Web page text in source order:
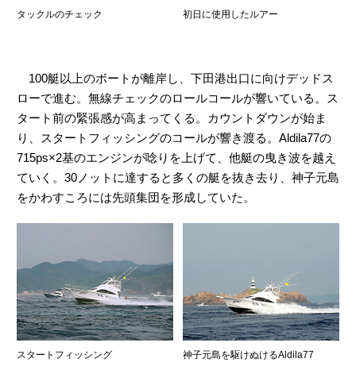
タックルのチェック 初日に使用したルアー
100艇以上のボートが離岸し、下田港出口に向けデッドス
ローで進む。無線チェックのロールコールが響いている。ス
タート前の緊張感が高まってくる。カウントダウンが始ま
り、スタートフィッシングのコールが響き渡る。Aldila77の
715ps×2基のエンジンが唸りを上げて、他艇の曳き波を越え
ていく。30ノットに達すると多くの艇を抜き去り、神子元島
をかわすころには先頭集団を形成していた。
スタートフィッシング 神子元島を駆けぬけるAldila77